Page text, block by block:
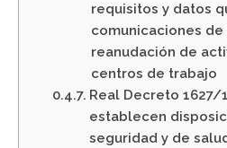
requisitos y datos
comunicaciones
reanudación de
centros de trabajo
Real Decreto 1627/
establecen
seguridad y de